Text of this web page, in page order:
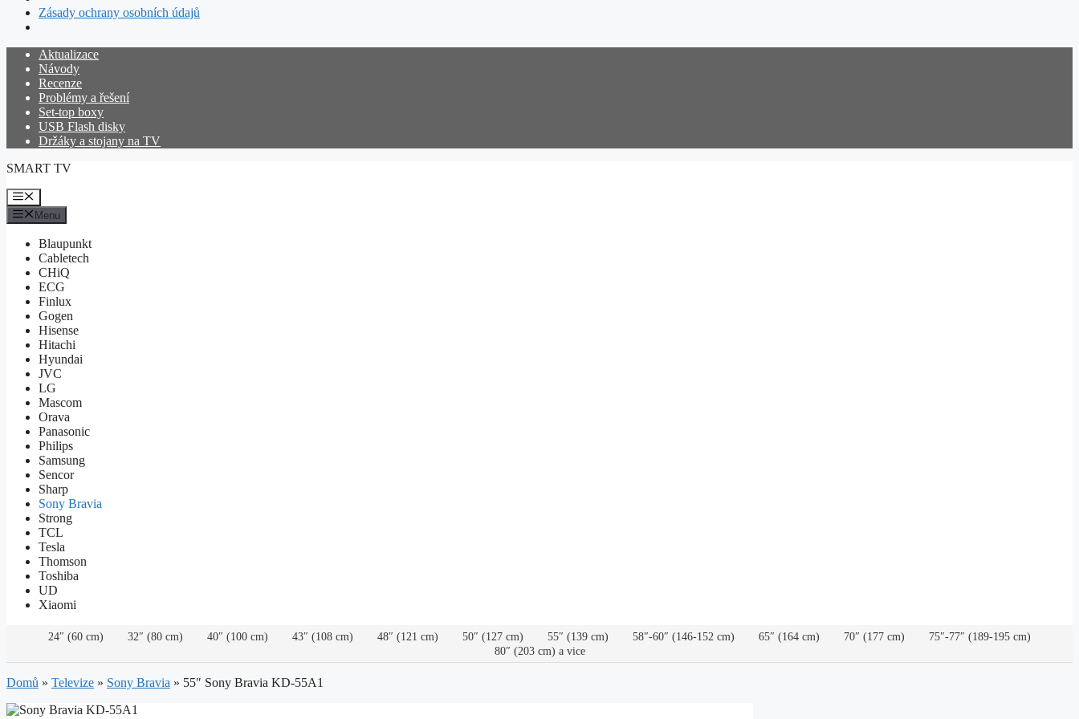
Zásady ochrany osobních údajů
Přeskočit
obsah
Aktualizace
Návody
Recenze
Problémy a řešení
Set-top boxy
USB Flash disky
Držáky a stojany na TV
SMART TV
Menu
Menu
Blaupunkt
Cabletech
CHiQ
ECG
Finlux
Gogen
Hisense
Hitachi
Hyundai
JVC
LG
Mascom
Orava
Panasonic
Philips
Samsung
Sencor
Sharp
Sony Bravia
Strong
TCL
Tesla
Thomson
Toshiba
UD
Xiaomi
24″ (60 cm) 32″ (80 cm) 40″ (100 cm) 43″ (108 cm) 48″ (121 cm) 50″ (127 cm) 55″ (139 cm) 58″-60″ (146-152 cm) 65″ (164 cm) 70″ (177 cm)
75″-77″ (189-195 cm)
80″ (203 cm) a vice
Domů » Televize » Sony Bravia » 55″ Sony Bravia KD-55A1